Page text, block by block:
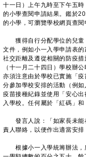
十一日）上午九時至下午五
的小學查閱申請結果。鑑於
的小學，可瀏覽學校網頁查閱
獲得自行分配學位的兒童
文件，例如小一入學申請表
社交距離及遵從相關的防疫
（十一月二十四日）學校辦
亦須注意由於學校已實施「
分參加學校安排的活動（例
疫苗接種紀錄並使用「安心
入學校。任何屬於「紅碼」
發言人說：「如家長未能
責人聯絡，以便作出適當安排
根據小一入學統籌辦法，